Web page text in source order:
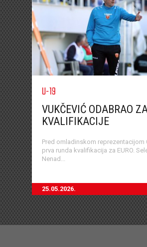
U-19
VUKČEVIĆ ODABRAO
KVALIFIKACIJE
Pred omladinskom reprezentacijom
prva runda kvalifikacija za EURO.
Nenad...
25.05.2026.